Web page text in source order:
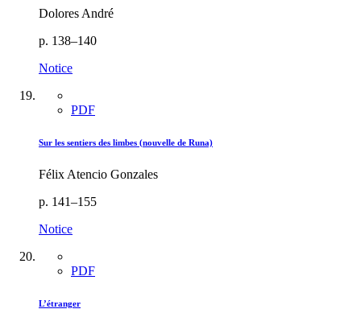
Dolores André
p. 138–140
Notice
PDF
Sur les sentiers des limbes (nouvelle de Runa)
Félix Atencio Gonzales
p. 141–155
Notice
PDF
L’étranger